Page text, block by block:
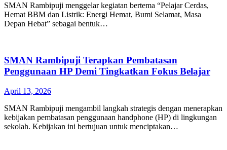
SMAN Rambipuji menggelar kegiatan bertema “Pelajar Cerdas,
Hemat BBM dan Listrik: Energi Hemat, Bumi Selamat, Masa
Depan Hebat” sebagai bentuk…
SMAN Rambipuji Terapkan Pembatasan
Penggunaan HP Demi Tingkatkan Fokus Belajar
April 13, 2026
SMAN Rambipuji mengambil langkah strategis dengan menerapkan
kebijakan pembatasan penggunaan handphone (HP) di lingkungan
sekolah. Kebijakan ini bertujuan untuk menciptakan…